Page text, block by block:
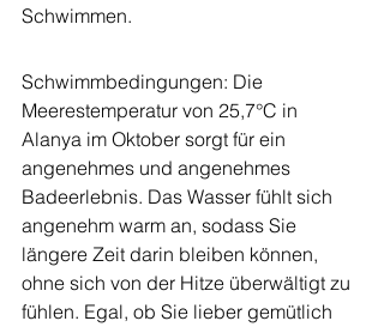
Schwimmen.
Schwimmbedingungen: Die
Meerestemperatur von 25,7°C in
Alanya im Oktober sorgt für ein
angenehmes und angenehmes
Badeerlebnis. Das Wasser fühlt sich
angenehm warm an, sodass Sie
längere Zeit darin bleiben können,
ohne sich von der Hitze überwältigt zu
fühlen. Egal, ob Sie lieber gemütlich